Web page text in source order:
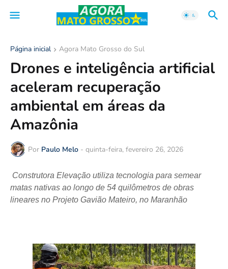
Página inicial Agora Mato Grosso do Sul
Drones e inteligência artificial
aceleram recuperação
ambiental em áreas da
Amazônia
Por Paulo Melo - quinta-feira, fevereiro 26, 2026
Construtora Elevação utiliza tecnologia para semear
matas nativas ao longo de 54 quilômetros de obras
lineares no Projeto Gavião Mateiro, no Maranhão